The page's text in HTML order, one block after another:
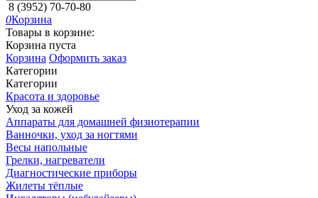
8 (3952) 70-70-80
0Корзина
Товары в корзине:
Корзина пуста
Корзина Оформить заказ
Категории
Категории
Красота и здоровье
Уход за кожей
Аппараты для домашней физиотерапии
Ванночки, уход за ногтями
Весы напольные
Грелки, нагреватели
Диагностические приборы
Жилеты тёплые